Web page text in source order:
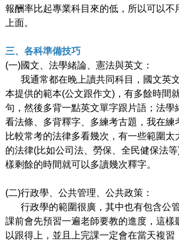
報酬率比起專業科目來的低，所以可以不
上面。
三、各科準備技巧
(一)國文、法學緒論、憲法與英文：
我通常都在晚上讀共同科目，國文英
本提供的範本(公文跟作文)，有多餘時間
句，然後多背一點英文單字跟片語；法學
看法條、多背釋字、多練考古題，我在練
比較常考的法律多看幾次，有一些範圍太
的法律(比如公司法、勞保、全民健保法
樣剩餘的時間就可以多讀幾次釋字。
(二)行政學、公共管理、公共政策：
行政學的範圍很廣，其中也有包含公
課前會先預習一遍老師要教的進度，這樣
以跟得上，並且上完課一定會在當天複習